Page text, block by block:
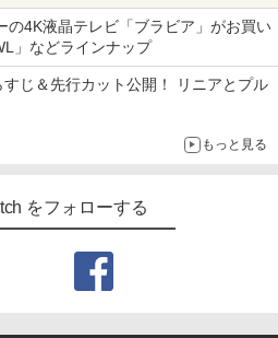
！
の4K液晶テレビ「ブラビア」がお買い
」などラインナップ
すじ＆先行カット公開！ リニアとプル
もっと見る
をフォローする